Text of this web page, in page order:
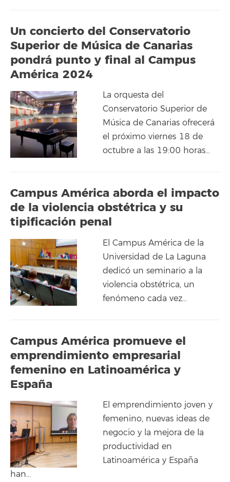
Un concierto del Conservatorio
Superior de Música de Canarias
pondrá punto y final al Campus
América 2024
La orquesta del
Conservatorio Superior de
Música de Canarias ofrecerá
el próximo viernes 18 de
octubre a las 19:00 horas…
Campus América aborda el impacto
de la violencia obstétrica y su
tipificación penal
El Campus América de la
Universidad de La Laguna
dedicó un seminario a la
violencia obstétrica, un
fenómeno cada vez…
Campus América promueve el
emprendimiento empresarial
femenino en Latinoamérica y
España
El emprendimiento joven y
femenino, nuevas ideas de
negocio y la mejora de la
productividad en
Latinoamérica y España
han…